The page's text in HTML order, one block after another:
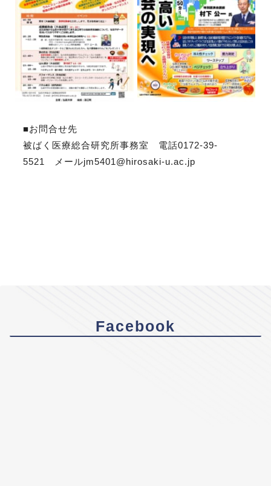
■お問合せ先
被ばく医療総合研究所事務室 電話0172-39-
5521 メールjm5401@hirosaki-u.ac.jp
Facebook